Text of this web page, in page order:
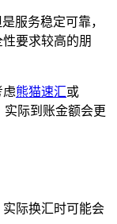
服务稳定可靠，
要求较高的朋
虑熊猫速汇或
际到账金额会更
际换汇时可能会